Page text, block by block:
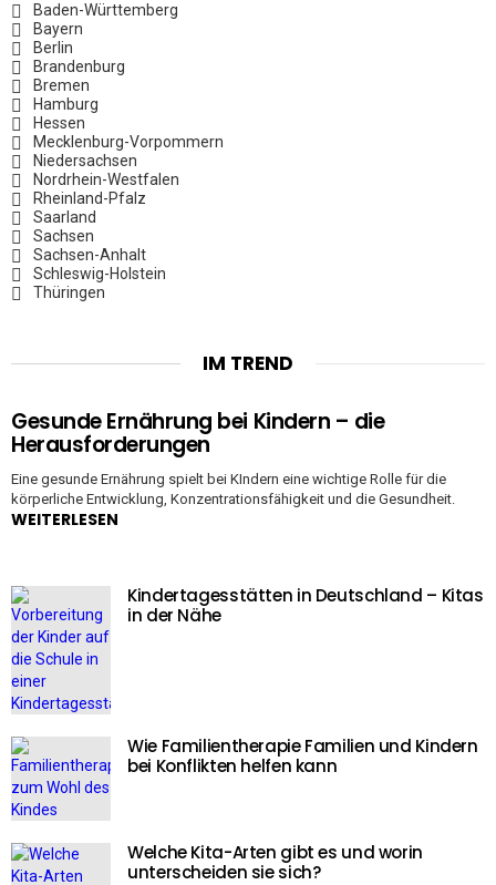
Baden-Württemberg
Bayern
Berlin
Brandenburg
Bremen
Hamburg
Hessen
Mecklenburg-Vorpommern
Niedersachsen
Nordrhein-Westfalen
Rheinland-Pfalz
Saarland
Sachsen
Sachsen-Anhalt
Schleswig-Holstein
Thüringen
IM TREND
Gesunde Ernährung bei Kindern – die
Herausforderungen
Eine gesunde Ernährung spielt bei KIndern eine wichtige Rolle für die
körperliche Entwicklung, Konzentrationsfähigkeit und die Gesundheit.
WEITERLESEN
Kindertagesstätten in Deutschland – Kitas
in der Nähe
Wie Familientherapie Familien und Kindern
bei Konflikten helfen kann
Welche Kita-Arten gibt es und worin
unterscheiden sie sich?